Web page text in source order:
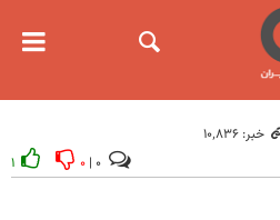
خبر: ۱۰٬۸۳۶
۰ ۱